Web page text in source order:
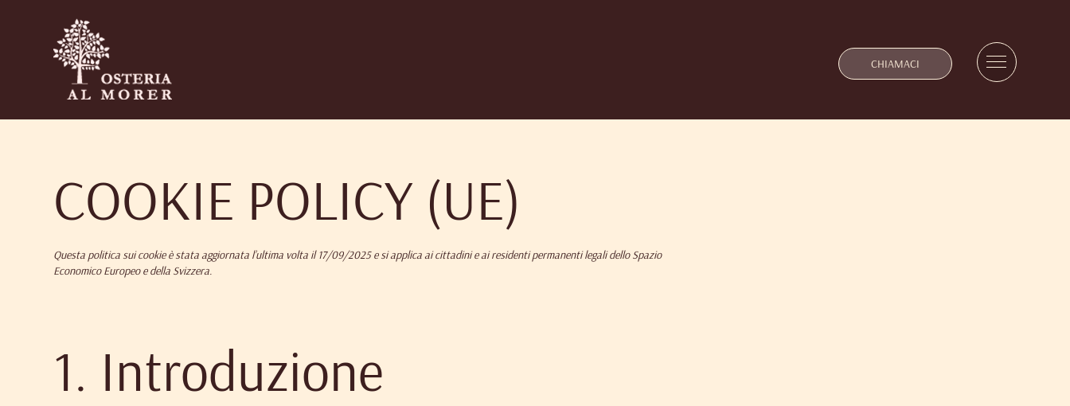
CHIAMACI
COOKIE POLICY (UE)
Questa politica sui cookie è stata aggiornata l’ultima volta il 17/09/2025 e si applica ai cittadini e ai residenti permanenti legali dello Spazio
Economico Europeo e della Svizzera.
1. Introduzione